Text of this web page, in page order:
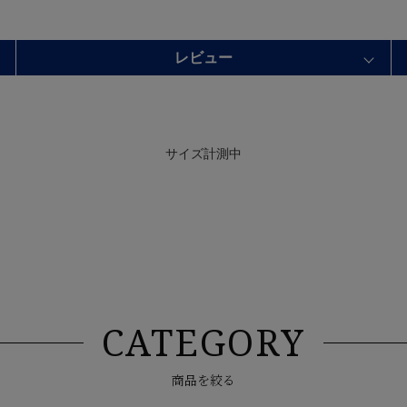
レビュー
サイズ計測中
CATEGORY
商品を絞る